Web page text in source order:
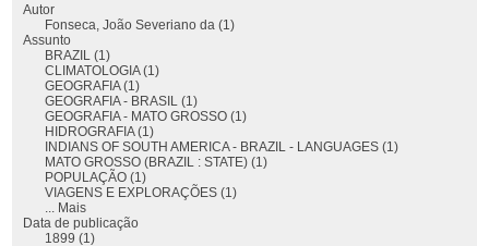
Autor
Fonseca, João Severiano da (1)
Assunto
BRAZIL (1)
CLIMATOLOGIA (1)
GEOGRAFIA (1)
GEOGRAFIA - BRASIL (1)
GEOGRAFIA - MATO GROSSO (1)
HIDROGRAFIA (1)
INDIANS OF SOUTH AMERICA - BRAZIL - LANGUAGES (1)
MATO GROSSO (BRAZIL : STATE) (1)
POPULAÇÃO (1)
VIAGENS E EXPLORAÇÕES (1)
... Mais
Data de publicação
1899 (1)